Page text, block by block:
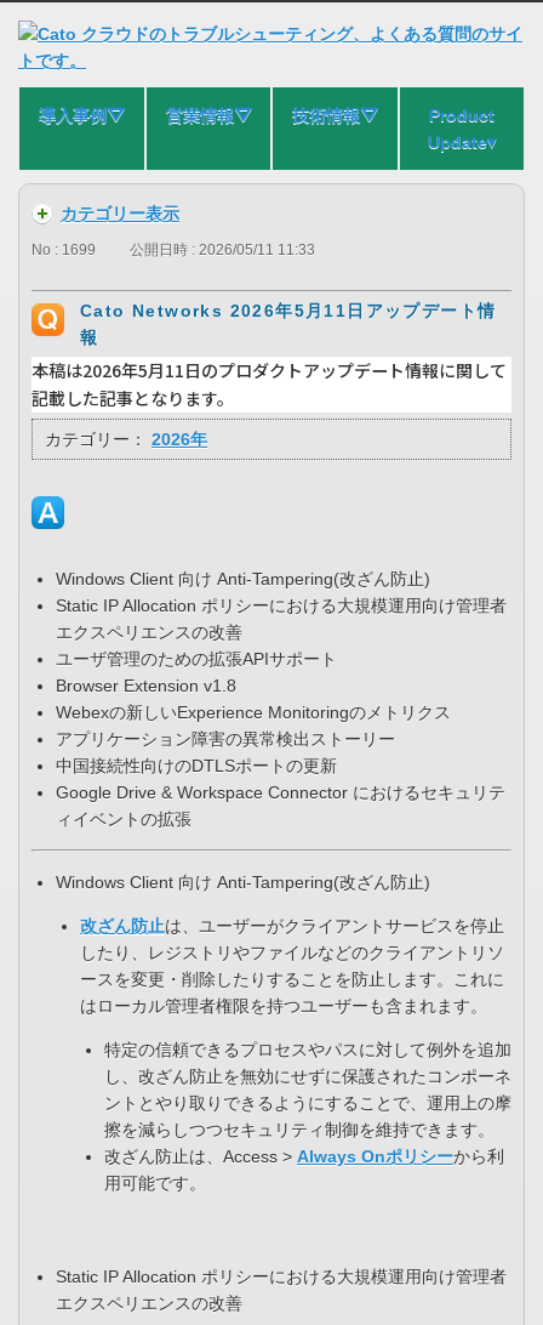
導入事例⛛ 営業情報⛛ 技術情報⛛
Product
Update▾
カテゴリー表示
No : 1699 公開日時 : 2026/05/11 11:33
Cato Networks 2026年5月11日アップデート情
報
本稿は2026年5月11日のプロダクトアップデート情報に関して
記載した記事となります。
カテゴリー： 2026年
Windows Client 向け Anti-Tampering(改ざん防止)
Static IP Allocation ポリシーにおける大規模運用向け管理者
エクスペリエンスの改善​
ユーザ管理のための拡張APIサポート​
Browser Extension v1.8​
Webexの新しいExperience Monitoringのメトリクス
アプリケーション障害の異常検出ストーリー
中国接続性向けのDTLSポートの更新​
Google Drive & Workspace Connector におけるセキュリテ
ィイベントの拡張​
​Windows Client 向け Anti-Tampering(改ざん防止)
改ざん防止は、ユーザーがクライアントサービスを停止
したり、レジストリやファイルなどのクライアントリソ
ースを変更・削除したりすることを防止します。これに
はローカル管理者権限を持つユーザーも含まれます。
特定の信頼できるプロセスやパスに対して例外を追加
し、改ざん防止を無効にせずに保護されたコンポーネ
ントとやり取りできるようにすることで、運用上の摩
擦を減らしつつセキュリティ制御を維持できます。​
改ざん防止は、Access > Always Onポリシーから利
用可能です。
Static IP Allocation ポリシーにおける大規模運用向け管理者
エクスペリエンスの改善​